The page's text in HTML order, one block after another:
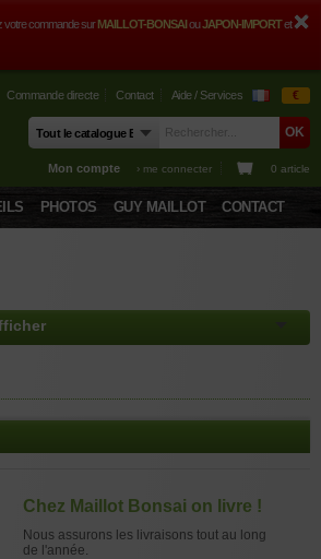
votre commande surMAILLOT-BONSAIouJAPON-IMPORTet
Commande directe Contact Aide / Services €
Mon compte › me connecter 0 article
PHOTOS GUY MAILLOT CONTACT
Chez Maillot Bonsai on livre !
Nous assurons les livraisons tout au long
de l'année.